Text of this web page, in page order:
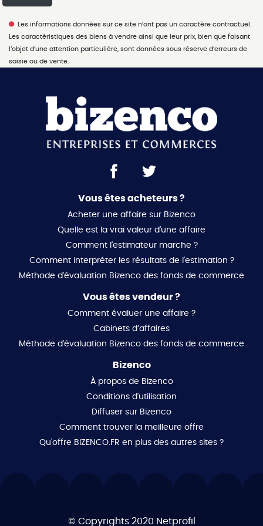
Les informations données sur ce site n’ont pas un caractère contractuel.
Les caractéristiques des biens à vendre ainsi que leur prix, bien que faisant
l’objet d’une attention particulière, sont données sous réserve d’erreurs de
saisie ou de vente.
Vous êtes acheteurs ?
Acheter une affaire sur Bizenco
Quelle est la vrai valeur d'une affaire
Comment l'estimateur marche ?
Comment interpréter les résultats de l'estimation ?
Méthode d'évaluation Bizenco des fonds de commerce
Vous êtes vendeur ?
Comment évaluer une affaire ?
Cabinets d’affaires
Méthode d'évaluation Bizenco des fonds de commerce
Bizenco
À propos de Bizenco
Conditions d'utilisation
Diffuser sur Bizenco
Comment trouver la meilleure offre
Qu'offre BIZENCO.FR en plus des autres sites ?
© Copyrights 2020 Netprofil